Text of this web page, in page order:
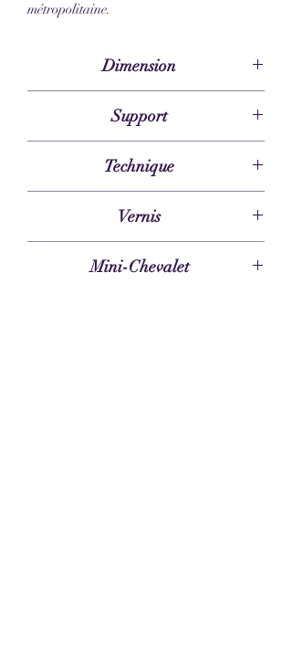
métropolitaine.
Dimension
Support
Technique
Vernis
Mini-Chevalet